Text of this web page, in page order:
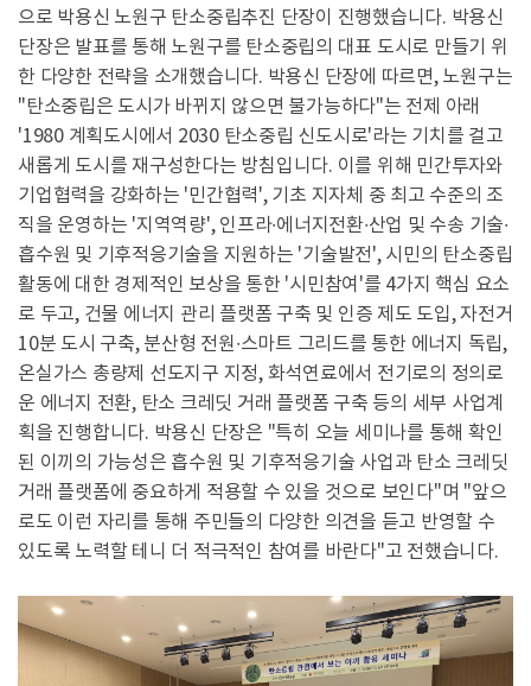
으로 박용신 노원구 탄소중립추진 단장이 진행했습니다. 박용신
단장은 발표를 통해 노원구를 탄소중립의 대표 도시로 만들기 위
한 다양한 전략을 소개했습니다. 박용신 단장에 따르면, 노원구는
"탄소중립은 도시가 바뀌지 않으면 불가능하다"는 전제 아래
'1980 계획도시에서 2030 탄소중립 신도시로'라는 기치를 걸고
새롭게 도시를 재구성한다는 방침입니다. 이를 위해 민간투자와
기업협력을 강화하는 '민간협력', 기초 지자체 중 최고 수준의 조
직을 운영하는 '지역역량', 인프라∙에너지전환∙산업 및 수송 기술∙
흡수원 및 기후적응기술을 지원하는 '기술발전', 시민의 탄소중립
활동에 대한 경제적인 보상을 통한 '시민참여'를 4가지 핵심 요소
로 두고, 건물 에너지 관리 플랫폼 구축 및 인증 제도 도입, 자전거
10분 도시 구축, 분산형 전원∙스마트 그리드를 통한 에너지 독립,
온실가스 총량제 선도지구 지정, 화석연료에서 전기로의 정의로
운 에너지 전환, 탄소 크레딧 거래 플랫폼 구축 등의 세부 사업계
획을 진행합니다. 박용신 단장은 "특히 오늘 세미나를 통해 확인
된 이끼의 가능성은 흡수원 및 기후적응기술 사업과 탄소 크레딧
거래 플랫폼에 중요하게 적용할 수 있을 것으로 보인다"며 "앞으
로도 이런 자리를 통해 주민들의 다양한 의견을 듣고 반영할 수
있도록 노력할 테니 더 적극적인 참여를 바란다"고 전했습니다.